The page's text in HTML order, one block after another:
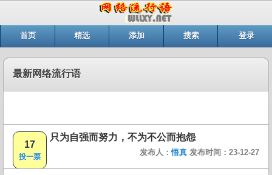
首页 精选 添加 搜索 登录
最新网络流行语
17
投一票
只为自强而努力，不为不公而抱怨
发布人：悟真 发布时间：23-12-27